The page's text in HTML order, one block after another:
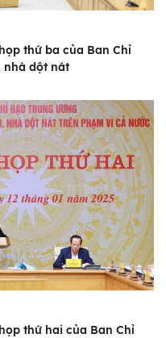
thứ ba của Ban Chỉ
nhà dột nát
thứ hai của Ban Chỉ